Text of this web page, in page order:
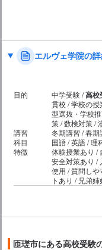
エルヴェ学院の
目的 中学受験 /高校
貫校 / 学校の
型選抜・学校
策 / 数検対策 /
講習
冬期講習 / 春期
科目
国語 / 英語 / 理
特徴
体験授業あり /
安全対策あり /
使用 / 質問し
トあり / 兄弟
匝瑳市にある高校受験